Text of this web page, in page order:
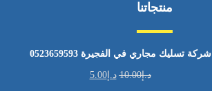
منتجاتنا
شركة تسليك مجاري في الفجيرة 0523659593
د.إ10.00 د.إ5.00